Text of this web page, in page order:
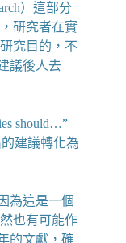
）這部分
研究者在實
究目的，不
議後人去
should…”
的建議轉化為
為這是一個
也有可能作
的文獻，確